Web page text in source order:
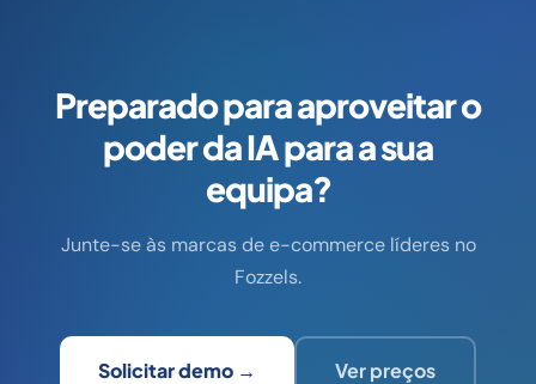
Preparado para aproveitar o
poder da IA para a sua
equipa?
Junte-se às marcas de e-commerce líderes no
Fozzels.
Solicitar demo → Ver preços